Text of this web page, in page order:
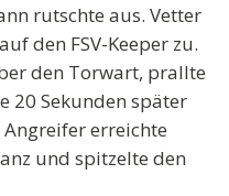
rutschte aus. Vetter
den FSV-Keeper zu.
den Torwart, prallte
20 Sekunden später
erreichte
und spitzelte den